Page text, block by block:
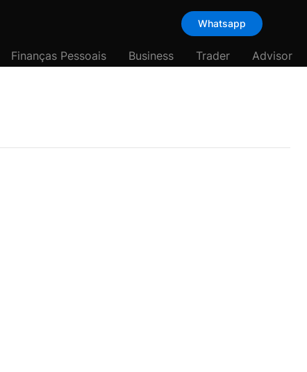
Whatsapp
Finanças Pessoais Business Trader Advisor